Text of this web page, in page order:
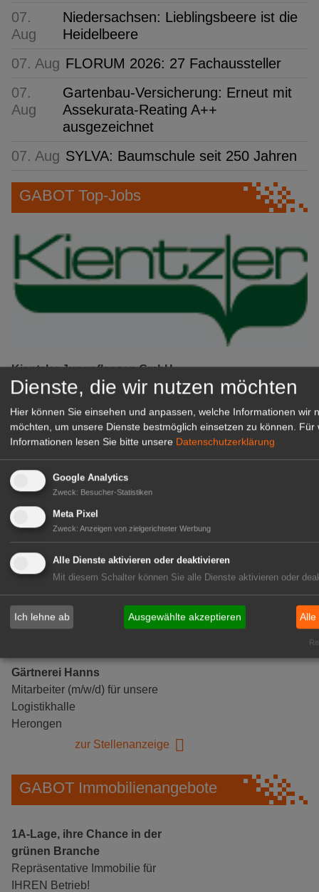
07.
Aug
Niedersachsen: Lieblingsbeere ist die
Heidelbeere
07. Aug FLORUM 2026: 27 Fachaussteller
07.
Aug
Gartenbau-Versicherung: Erneut mit
Assekurata-Reating A++
ausgezeichnet
07. Aug SYLVA: Baumschule seit 250 Jahren
GABOT Top-Jobs
Kientzler Jungpflanzen GmbH
& Co KG
(Geselle/Meister/Techniker)
(m/w/d)
zur Stellenanzeige
Gärtnerei Hanns
Mitarbeiter (m/w/d) für unsere
Logistikhalle
Herongen
zur Stellenanzeige
GABOT Immobilienangebote
1A-Lage, ihre Chance in der
grünen Branche
Repräsentative Immobilie für
IHREN Betrieb!
Dienste, die wir nutzen möchten
Hier können Sie einsehen und anpassen, welche Informationen wir
möchten, um unsere Dienste bestmöglich einsetzen zu können.
Für
Informationen lesen Sie bitte unsere Datenschutzerklärung
Google Analytics
Zweck: Besucher-Statistiken
Meta Pixel
Zweck: Anzeigen von zielgerichteter Werbung
Alle Dienste aktivieren oder deaktivieren
Mit diesem Schalter können Sie alle Dienste aktivieren oder
Ich lehne ab Ausgewählte akzeptieren Alle